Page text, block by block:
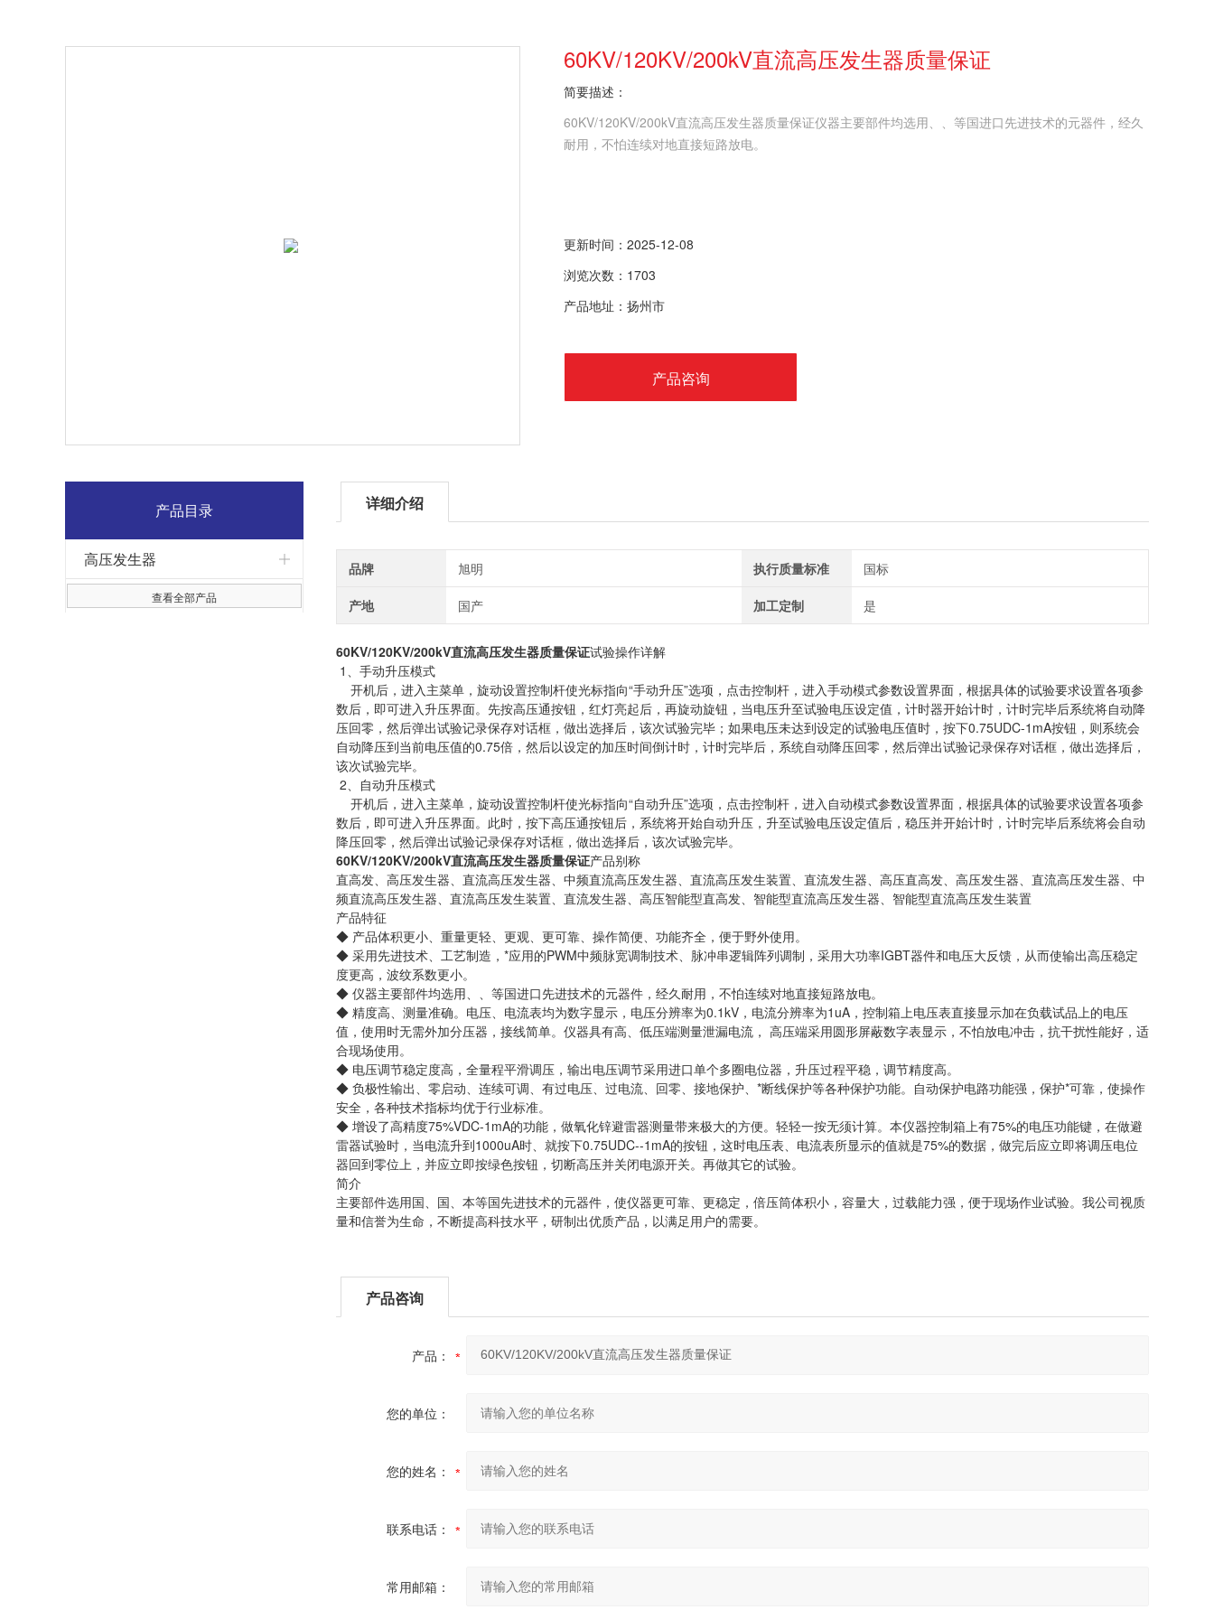
60KV/120KV/200kV直流高压发生器质量保证
简要描述：
60KV/120KV/200kV直流高压发生器质量保证仪器主要部件均选用、、等国进口先进技术的元器件，经久
耐用，不怕连续对地直接短路放电。
更新时间：2025-12-08
浏览次数：1703
产品地址：扬州市
产品咨询
产品目录
高压发生器
查看全部产品
详细介绍
品牌 旭明 执行质量标准 国标
产地 国产 加工定制 是
60KV/120KV/200kV直流高压发生器质量保证试验操作详解
1、手动升压模式
开机后，进入主菜单，旋动设置控制杆使光标指向“手动升压”选项，点击控制杆，进入手动模式参数设置界面，根据具体的试验要求设置各项参
数后，即可进入升压界面。先按高压通按钮，红灯亮起后，再旋动旋钮，当电压升至试验电压设定值，计时器开始计时，计时完毕后系统将自动降
压回零，然后弹出试验记录保存对话框，做出选择后，该次试验完毕；如果电压未达到设定的试验电压值时，按下0.75UDC-1mA按钮，则系统会
自动降压到当前电压值的0.75倍，然后以设定的加压时间倒计时，计时完毕后，系统自动降压回零，然后弹出试验记录保存对话框，做出选择后，
该次试验完毕。
2、自动升压模式
开机后，进入主菜单，旋动设置控制杆使光标指向“自动升压”选项，点击控制杆，进入自动模式参数设置界面，根据具体的试验要求设置各项参
数后，即可进入升压界面。此时，按下高压通按钮后，系统将开始自动升压，升至试验电压设定值后，稳压并开始计时，计时完毕后系统将会自动
降压回零，然后弹出试验记录保存对话框，做出选择后，该次试验完毕。
60KV/120KV/200kV直流高压发生器质量保证产品别称
直高发、高压发生器、直流高压发生器、中频直流高压发生器、直流高压发生装置、直流发生器、高压直高发、高压发生器、直流高压发生器、中
频直流高压发生器、直流高压发生装置、直流发生器、高压智能型直高发、智能型直流高压发生器、智能型直流高压发生装置
产品特征
◆ 产品体积更小、重量更轻、更观、更可靠、操作简便、功能齐全，便于野外使用。
◆ 采用先进技术、工艺制造，*应用的PWM中频脉宽调制技术、脉冲串逻辑阵列调制，采用大功率IGBT器件和电压大反馈，从而使输出高压稳定
度更高，波纹系数更小。
◆ 仪器主要部件均选用、、等国进口先进技术的元器件，经久耐用，不怕连续对地直接短路放电。
◆ 精度高、测量准确。电压、电流表均为数字显示，电压分辨率为0.1kV，电流分辨率为1uA，控制箱上电压表直接显示加在负载试品上的电压
值，使用时无需外加分压器，接线简单。仪器具有高、低压端测量泄漏电流， 高压端采用圆形屏蔽数字表显示，不怕放电冲击，抗干扰性能好，适
合现场使用。
◆ 电压调节稳定度高，全量程平滑调压，输出电压调节采用进口单个多圈电位器，升压过程平稳，调节精度高。
◆ 负极性输出、零启动、连续可调、有过电压、过电流、回零、接地保护、*断线保护等各种保护功能。自动保护电路功能强，保护*可靠，使操作
安全，各种技术指标均优于行业标准。
◆ 增设了高精度75%VDC-1mA的功能，做氧化锌避雷器测量带来极大的方便。轻轻一按无须计算。本仪器控制箱上有75%的电压功能键，在做避
雷器试验时，当电流升到1000uA时、就按下0.75UDC--1mA的按钮，这时电压表、电流表所显示的值就是75%的数据，做完后应立即将调压电位
器回到零位上，并应立即按绿色按钮，切断高压并关闭电源开关。再做其它的试验。
简介
主要部件选用国、国、本等国先进技术的元器件，使仪器更可靠、更稳定，倍压筒体积小，容量大，过载能力强，便于现场作业试验。我公司视质
量和信誉为生命，不断提高科技水平，研制出优质产品，以满足用户的需要。
产品咨询
产品：
您的单位：
您的姓名：
联系电话：
常用邮箱：